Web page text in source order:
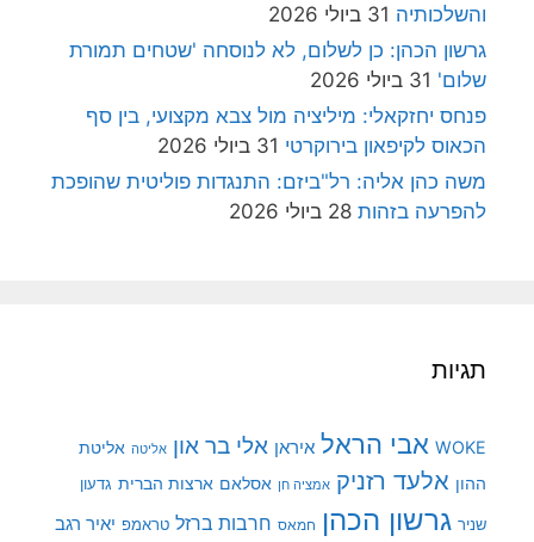
והשלכותיה 31 ביולי 2026
גרשון הכהן: כן לשלום, לא לנוסחה 'שטחים תמורת
שלום' 31 ביולי 2026
פנחס יחזקאלי: מיליציה מול צבא מקצועי, בין סף
הכאוס לקיפאון בירוקרטי 31 ביולי 2026
משה כהן אליה: רל"ביזם: התנגדות פוליטית שהופכת
להפרעה בזהות 28 ביולי 2026
תגיות
WOKE אבי הראל איראן אלי בר און אליטה אליטת
ההון אלעד רזניק אמציה חן אסלאם ארצות הברית גדעון
שניר גרשון הכהן חמאס חרבות ברזל טראמפ יאיר רגב